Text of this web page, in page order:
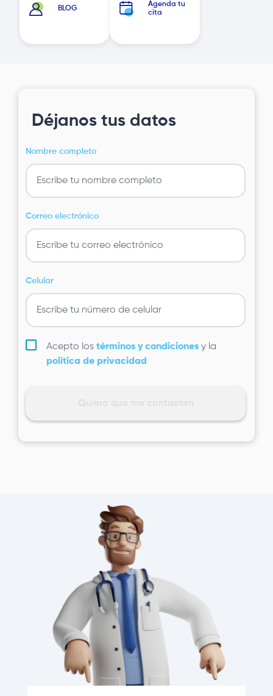
BLOG
Agenda tu
cita
Déjanos tus datos
Nombre completo
Correo electrónico
Celular
Acepto los términos y condiciones y la
política de privacidad